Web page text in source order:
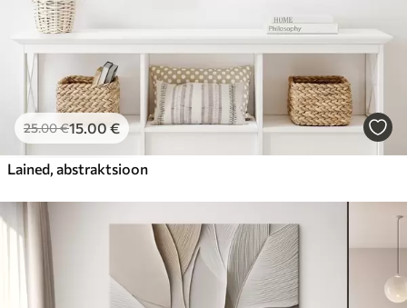
25.00€15.00€
Lained, abstraktsioon